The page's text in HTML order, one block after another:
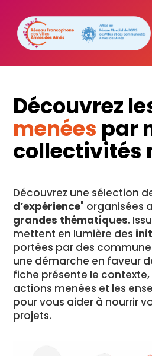
Découvrez
menées par
collectivités
Découvrez une sélection
d’expérience" organisées
grandes thématiques.
mettent en lumière des
portées par des
une démarche en faveur
fiche présente le
actions menées et les
pour vous aider à nourrir
projets.